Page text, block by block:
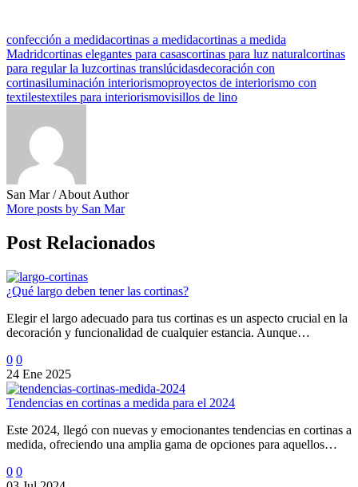
confección a medidacortinas a medidacortinas a medida
Madridcortinas elegantes para casascortinas para luz naturalcortinas
para regular la luzcortinas translúcidasdecoración con
cortinasiluminación interiorismoproyectos de interiorismo con
textilestextiles para interiorismovisillos de lino
San Mar/ About Author
More posts by San Mar
Post Relacionados
¿Qué largo deben tener las cortinas?
Elegir el largo adecuado para tus cortinas es un aspecto crucial en la
decoración y funcionalidad de cualquier estancia. Aunque…
0 0
24 Ene 2025
Tendencias en cortinas a medida para el 2024
Este 2024, llegó con nuevas y emocionantes tendencias en cortinas a
medida, ofreciendo una amplia gama de opciones para aquellos…
0 0